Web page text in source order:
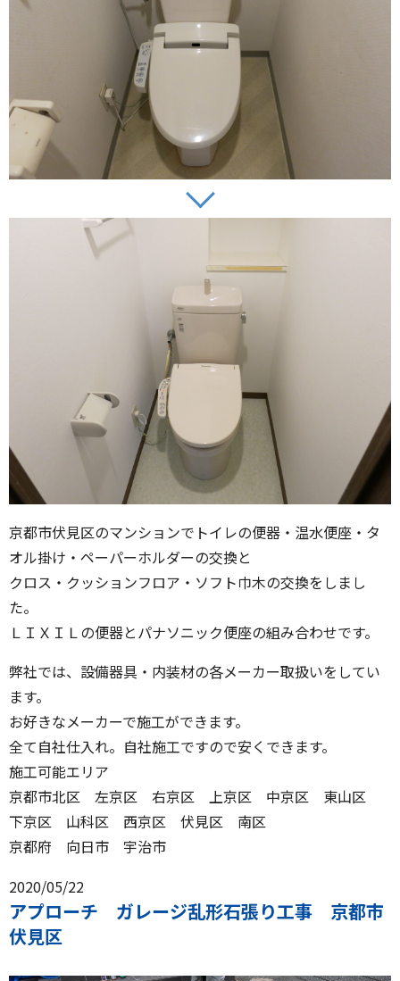
京都市伏見区のマンションでトイレの便器・温水便座・タ
オル掛け・ペーパーホルダーの交換と
クロス・クッションフロア・ソフト巾木の交換をしまし
た。
ＬＩＸＩＬの便器とパナソニック便座の組み合わせです。
弊社では、設備器具・内装材の各メーカー取扱いをしてい
ます。
お好きなメーカーで施工ができます。
全て自社仕入れ。自社施工ですので安くできます。
施工可能エリア
京都市北区 左京区 右京区 上京区 中京区 東山区
下京区 山科区 西京区 伏見区 南区
京都府 向日市 宇治市
2020/05/22
アプローチ ガレージ乱形石張り工事 京都市
伏見区